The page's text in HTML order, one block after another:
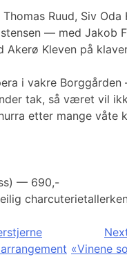
Ruud, Siv Oda
— med Jakob
Akerø Kleven på
i vakre
tak, så været vil
etter mange våte
— 690,-
«Vinene